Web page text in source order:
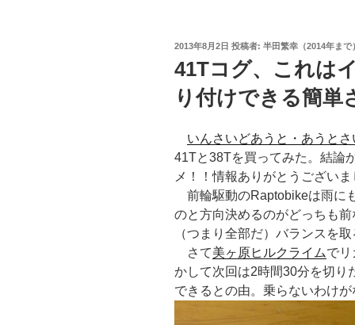
投
日:
2013年8月2日 投稿者: 半田繁幸（2014年まで
41Tコグ、これは
り付けできる簡単
いんさいどあうと・あうと
41Tと38Tを買ってみた。結論
メ！！情報ありがとうござい
前輪駆動のRaptobikeは雨に
のと方向決めるのがどっちも
（つまり全部だ）バランスを
さて美ヶ原ヒルクライムで
かして次回は2時間30分を切り
できるとの由。乗らないわけが